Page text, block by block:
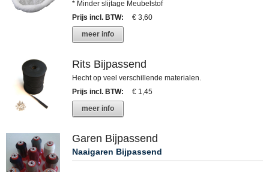
* Minder slijtage Meubelstof
Prijs incl. BTW:
€ 3,60
meer info
Rits Bijpassend
Hecht op veel verschillende materialen.
Prijs incl. BTW:
€ 1,45
meer info
Garen Bijpassend
Naaigaren Bijpassend